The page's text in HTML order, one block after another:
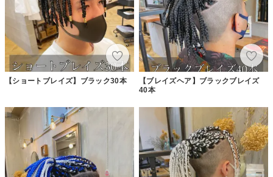
【ショートブレイズ】ブラック30本
【ブレイズヘア】ブラックブレイズ
40本